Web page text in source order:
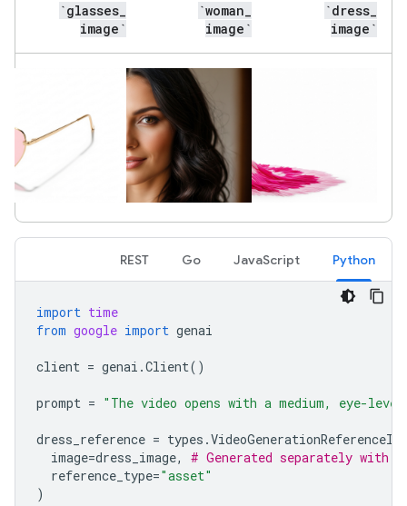
`dress
image`
`woman
image`
`glasses
image`
Python
JavaScript
Go
REST
import time
from google import genai
client = genai .Client()
prompt = "The video opens with a medium, eye-
dress_reference = types .
image=dress_image,
# Generated separately with
reference_type="asset"
)